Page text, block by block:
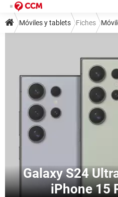
Móviles y tablets Fiches
Galaxy S24
iPhone 15